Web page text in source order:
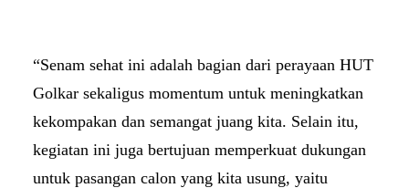
“Senam sehat ini adalah bagian dari perayaan HUT
Golkar sekaligus momentum untuk meningkatkan
kekompakan dan semangat juang kita. Selain itu,
kegiatan ini juga bertujuan memperkuat dukungan
untuk pasangan calon yang kita usung, yaitu